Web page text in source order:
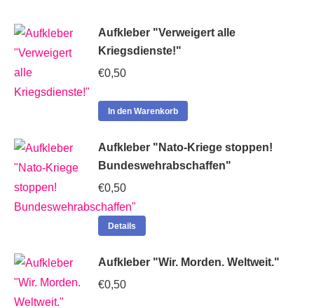
Aufkleber "Verweigert alle
Kriegsdienste!"
€0,50
In den Warenkorb
Aufkleber "Nato-Kriege stoppen!
Bundeswehrabschaffen"
€0,50
Details
Aufkleber "Wir. Morden. Weltweit."
€0,50